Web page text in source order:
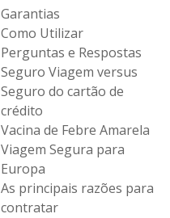
Garantias
Como Utilizar
Perguntas e Respostas
Seguro Viagem versus
Seguro do cartão de
crédito
Vacina de Febre Amarela
Viagem Segura para
Europa
As principais razões para
contratar